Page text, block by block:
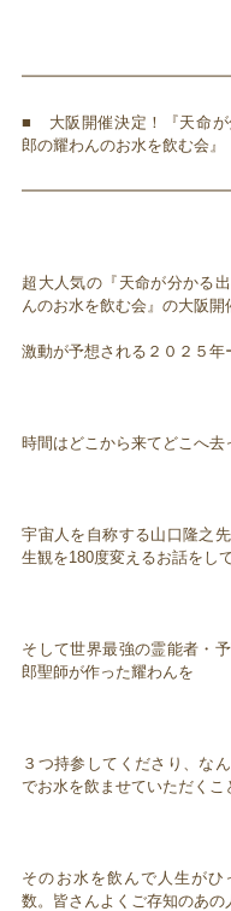
■ 大阪開催決定！『天命が
郎の耀わんのお水を飲む会』
超大人気の『天命が分かる
んのお水を飲む会』の大阪開
激動が予想される２０２５年
時間はどこから来てどこへ去
宇宙人を自称する山口隆之
生観を180度変えるお話をし
そして世界最強の霊能者・
郎聖師が作った耀わんを
３つ持参してくださり、な
でお水を飲ませていただくこ
そのお水を飲んで人生がひ
数。皆さんよくご存知のあの